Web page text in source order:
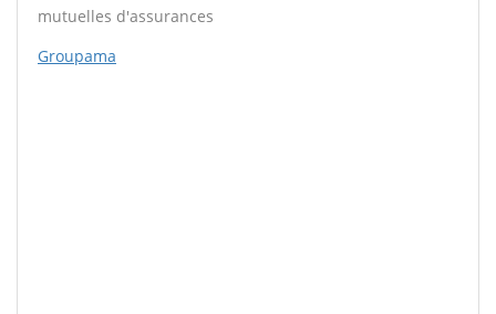
mutuelles d'assurances
Groupama